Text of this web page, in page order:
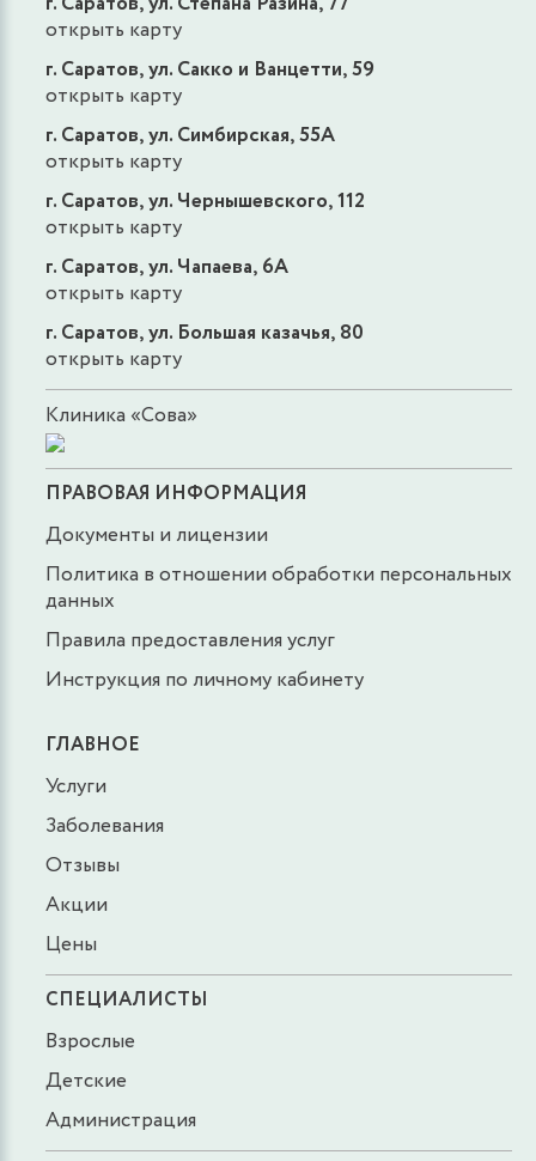
открыть карту
г. Саратов, ул. Сакко и Ванцетти, 59
открыть карту
г. Саратов, ул. Симбирская, 55А
открыть карту
г. Саратов, ул. Чернышевского, 112
открыть карту
г. Саратов, ул. Чапаева, 6А
открыть карту
г. Саратов, ул. Большая казачья, 80
открыть карту
Клиника «Сова»
ПРАВОВАЯ ИНФОРМАЦИЯ
Документы и лицензии
Политика в отношении обработки персональных
данных
Правила предоставления услуг
Инструкция по личному кабинету
ГЛАВНОЕ
Услуги
Заболевания
Отзывы
Акции
Цены
СПЕЦИАЛИСТЫ
Взрослые
Детские
Администрация